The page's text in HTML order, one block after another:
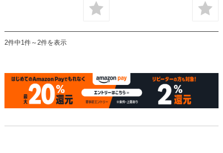
2件中1件～2件を表示